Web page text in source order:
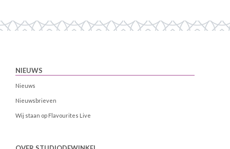
NIEUWS
Nieuws
Nieuwsbrieven
Wij staan op Flavourites Live